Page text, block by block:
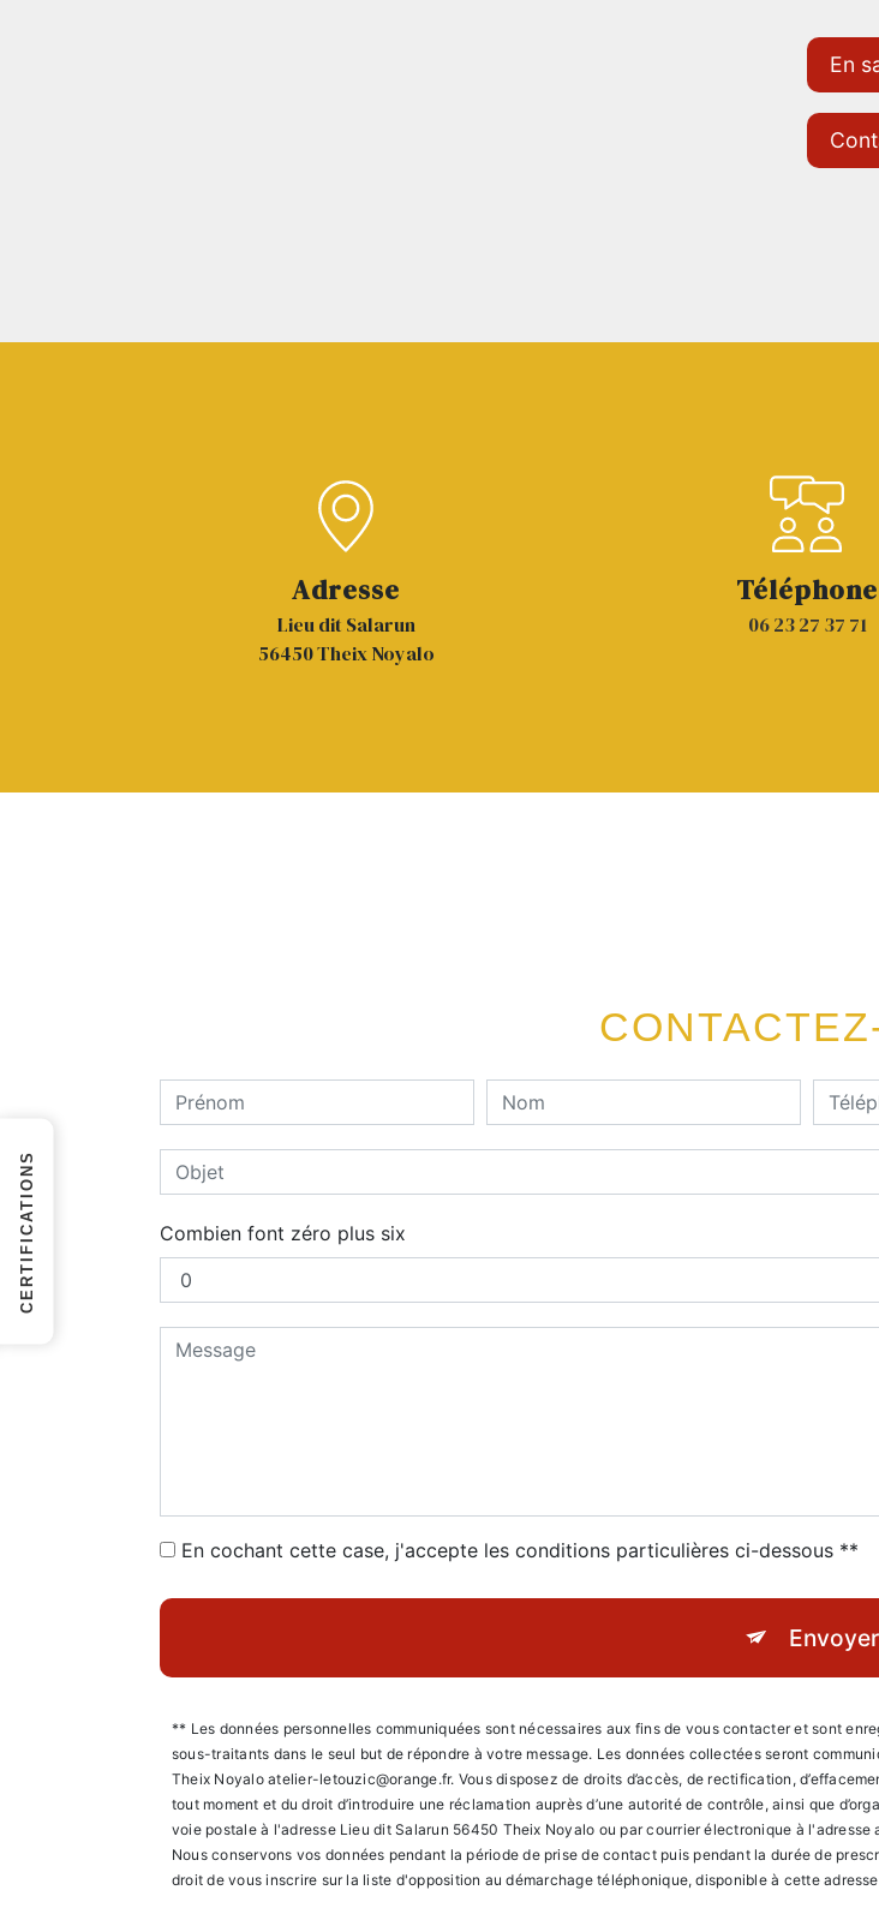
En
Adresse
Lieu dit Salarun
56450 Theix Noyalo
Téléphone
06 23 27 37 71
Combien font zéro plus six
En cochant cette case, j'accepte les conditions particulières ci-dessous **
Envoyer
** Les données personnelles communiquées sont nécessaires aux fins de vous contacter et sont
sous-traitants dans le seul but de répondre à votre message. Les données collectées seront
Theix Noyalo atelier-letouzic@orange.fr. Vous disposez de droits d’accès, de rectification,
tout moment et du droit d’introduire une réclamation auprès d’une autorité de contrôle, ainsi que
voie postale à l'adresse Lieu dit Salarun 56450 Theix Noyalo ou par courrier électronique à
Nous conservons vos données pendant la période de prise de contact puis pendant la durée de
droit de vous inscrire sur la liste d'opposition au démarchage téléphonique, disponible à cette
CERTIFICATIONS